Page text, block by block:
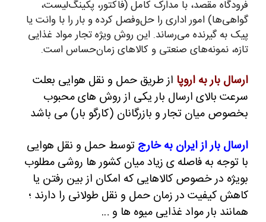
فرودگاه مقصد، با مدارک کامل (فاکتور، پکینگ‌لیست،
گواهی‌ها) امور اداری را حل‌وفصل کرده و بار را با وانت یا
پیک به گیرنده می‌رساند. این روش ویژه تجار مواد غذایی
تازه، نمونه‌های صنعتی و کالاهای زمان‌حساس است.
ارسال بار به اروپا از طریق حمل و نقل هوایی بعلت
سرعت بالای ارسال بار یکی از روش های محبوب
بخصوص میان تجار و بازرگانان (کارگو بار) می باشد
ارسال بار از ایران به خارج توسط حمل و نقل هوایی
با توجه به فاصله ی زیاد میان کشور ها روشی مطلوب
بویژه در خصوص کالاهایی که امکان از بین رفتن یا
کاهش کیفیت در زمان حمل و نقل طولانی را دارند ؛
همانند بار مواد غذایی میوه ها و …